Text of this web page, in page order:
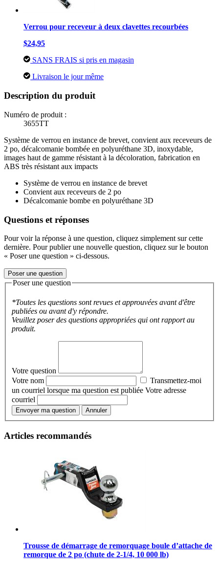
Verrou pour receveur à deux clavettes recourbées
$24,95
SANS FRAIS si pris en magasin
Livraison le jour même
Description du produit
Numéro de produit :
3655TT
Système de verrou en instance de brevet, convient aux receveurs de
2 po, décalcomanie bombée en polyuréthane 3D, inoxydable,
images haut de gamme résistant à la décoloration, fabrication en
ABS très résistant aux impacts
Système de verrou en instance de brevet
Convient aux receveurs de 2 po
Décalcomanie bombe en polyuréthane 3D
Questions et réponses
Pour voir la réponse à une question, cliquez simplement sur cette
dernière. Pour publier une nouvelle question, cliquez sur le bouton
« Poser une question » ci-dessous.
Poser une question
Poser une question
*Toutes les questions sont revues et approuvées avant d'être
publiées ou avant d'y répondre.
Veuillez poser des questions appropriées qui ont rapport au
produit.
Votre question
Votre nom
Transmettez-moi
un courriel lorsque ma question est publiée Votre adresse
courriel
Envoyer ma question Annuler
Articles recommandés
Trousse de démarrage de remorquage boule d’attache de
remorque de 2 po (chute de 2-1/4, 10 000 lb)